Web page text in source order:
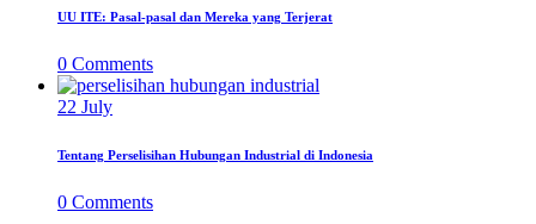
UU ITE: Pasal-pasal dan Mereka yang Terjerat
0 Comments
22 July
Tentang Perselisihan Hubungan Industrial di Indonesia
0 Comments